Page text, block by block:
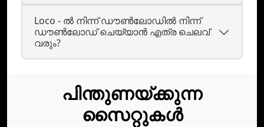
Loco - ൽ നിന്ന് ഡൗൺലോഡിൽ നിന്ന്
ഡൗൺലോഡ് ചെയ്യാൻ എത്ര ചെലവ്
വരും?
പിന്തുണയ്ക്കുന്ന
സൈറ്റുകൾ